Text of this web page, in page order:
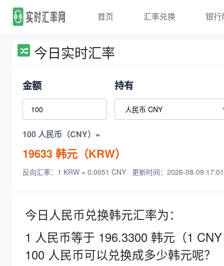
首页 汇率兑换 银行
今日实时汇率
金额 持有
100 人民币（CNY）=
19633韩元（KRW）
反向汇率：1 KRW = 0.0051 CNY 更新时间：2026-08-09
今日人民币兑换韩元汇率为：
1 人民币等于 196.3300 韩元（1
100 人民币可以兑换成多少韩元呢？